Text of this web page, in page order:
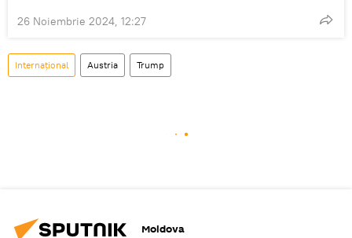
26 Noiembrie 2024, 12:27
Internațional Austria Trump
Moldova